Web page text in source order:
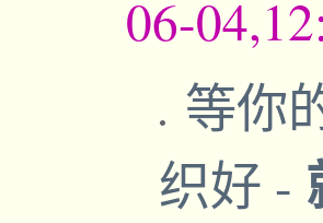
06-
等你
织好 -